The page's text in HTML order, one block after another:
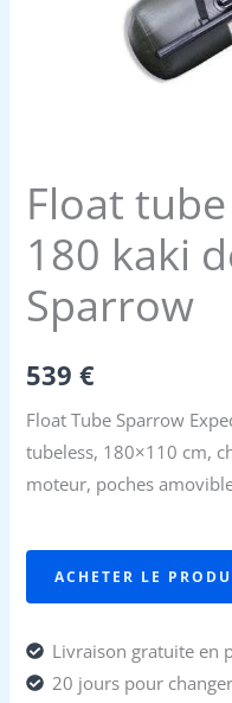
Float
180 kaki
Sparrow
539€
Float Tube Sparrow
tubeless, 180×110 cm,
moteur, poches
ACHETER LE
Livraison gratuite en
20 jours pour